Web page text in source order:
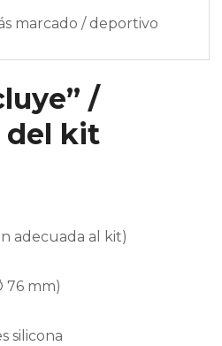
marcado / deportivo
/
del kit
adecuada al kit)
76 mm)
silicona